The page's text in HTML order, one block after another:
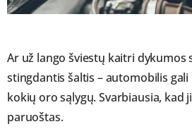
Ar už lango šviestų kaitri dykumos
stingdantis šaltis – automobilis
kokių oro sąlygų. Svarbiausia, kad
paruoštas.